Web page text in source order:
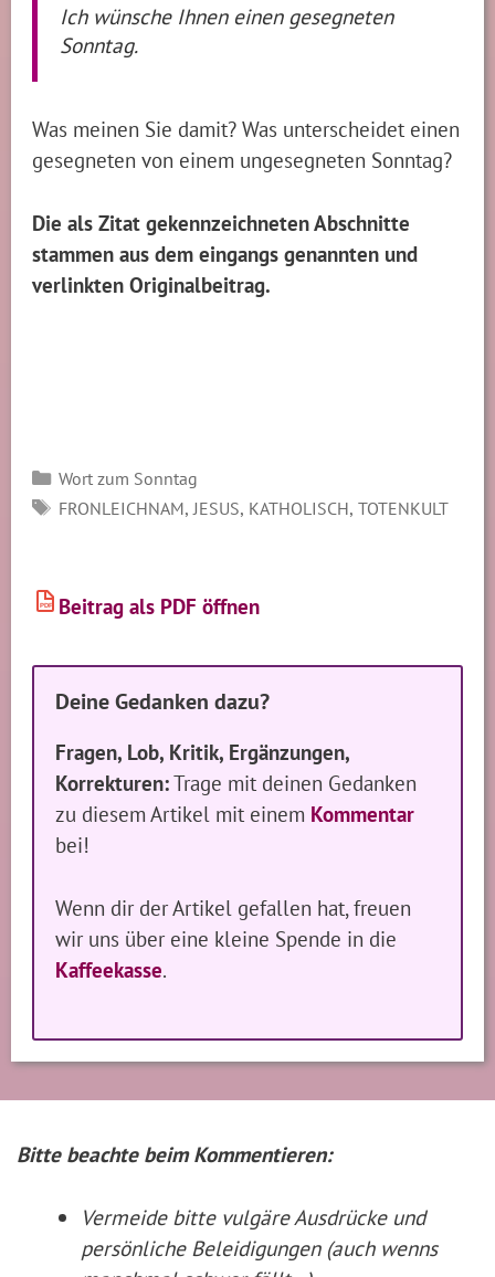
Ich wünsche Ihnen einen gesegneten
Sonntag.
Was meinen Sie damit? Was unterscheidet einen
gesegneten von einem ungesegneten Sonntag?
Die als Zitat gekennzeichneten Abschnitte
stammen aus dem eingangs genannten und
verlinkten Originalbeitrag.
Kategorien
Wort zum Sonntag
SCHLAGWÖRTER
FRONLEICHNAM,JESUS, KATHOLISCH, TOTENKULT
PDF Beitrag als PDF öffnen
Deine Gedanken dazu?
Fragen, Lob, Kritik, Ergänzungen,
Korrekturen:Trage mit deinen Gedanken
zu diesem Artikel mit einem Kommentar
bei!
Wenn dir der Artikel gefallen hat, freuen
wir uns über eine kleine Spende in die
Kaffeekasse.
Bitte beachte beim Kommentieren:
Vermeide bitte vulgäre Ausdrücke und
persönliche Beleidigungen (auch wenns